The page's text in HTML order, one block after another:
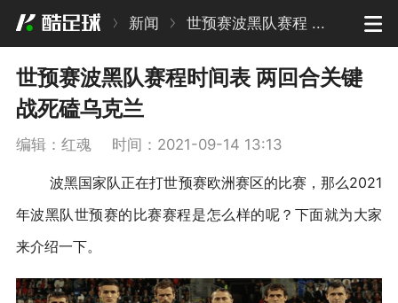
新闻 世预赛波黑队赛程 ...
世预赛波黑队赛程时间表 两回合关键
战死磕乌克兰
编辑：红魂 时间：2021-09-14 13:13
波黑国家队正在打世预赛欧洲赛区的比赛，那么2021
年波黑队世预赛的比赛赛程是怎么样的呢？下面就为大家
来介绍一下。